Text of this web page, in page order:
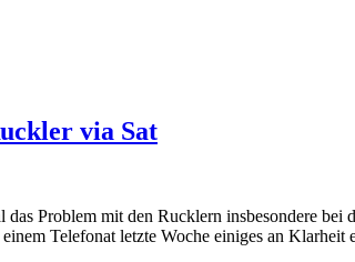
via Sat
Problem mit den Rucklern insbesondere
Telefonat letzte Woche einiges an Klarheit